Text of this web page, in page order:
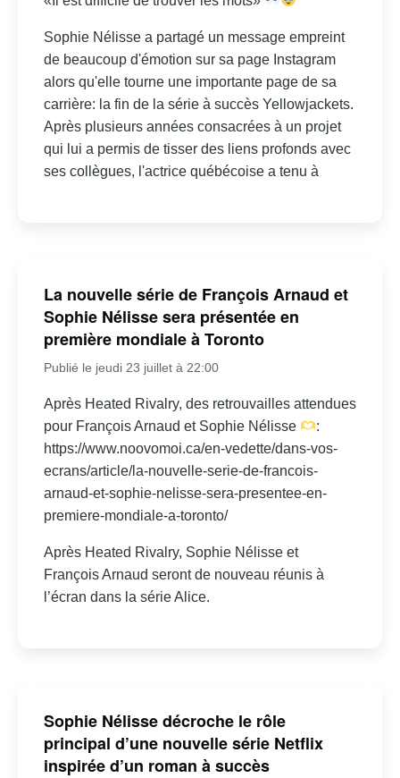
Sophie Nélisse a partagé un message empreint
de beaucoup d'émotion sur sa page Instagram
alors qu'elle tourne une importante page de sa
carrière: la fin de la série à succès Yellowjackets.
Après plusieurs années consacrées à un projet
qui lui a permis de tisser des liens profonds avec
ses collègues, l'actrice québécoise a tenu à
La nouvelle série de François Arnaud et
Sophie Nélisse sera présentée en
première mondiale à Toronto
Publié le jeudi 23 juillet à 22:00
Après Heated Rivalry, des retrouvailles attendues
pour François Arnaud et Sophie Nélisse
:
https://www.noovomoi.ca/en-vedette/dans-vos-
ecrans/article/la-nouvelle-serie-de-francois-
arnaud-et-sophie-nelisse-sera-presentee-en-
premiere-mondiale-a-toronto/
Après Heated Rivalry, Sophie Nélisse et
François Arnaud seront de nouveau réunis à
l’écran dans la série Alice.
Sophie Nélisse décroche le rôle
principal d’une nouvelle série Netflix
inspirée d’un roman à succès